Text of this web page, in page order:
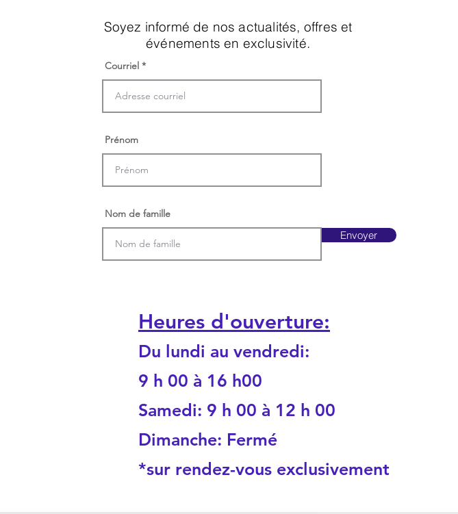
Soyez informé de nos actualités, offres et
événements en exclusivité.
Courriel
Prénom
Envoyer
Nom de famille
Heures d'ouverture:
Du lundi au vendredi:
9 h 00 à 16 h00
Samedi: 9 h 00 à 12 h 00
Dimanche: Fermé
*sur rendez-vous exclusivement